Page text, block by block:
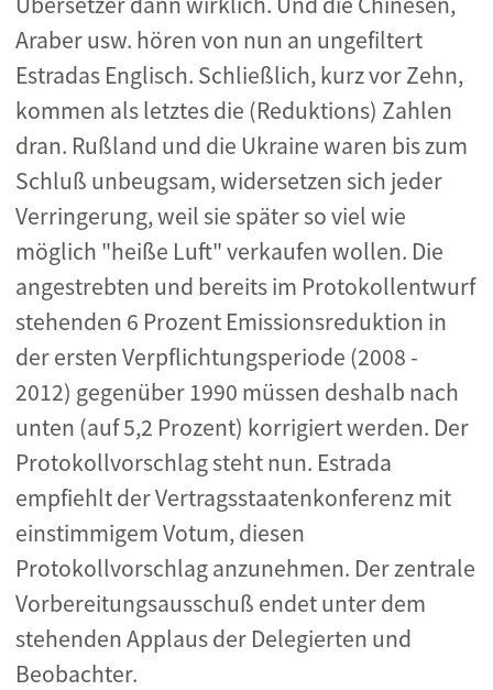
Araber usw. hören von nun an ungefiltert
Estradas Englisch. Schließlich, kurz vor Zehn,
kommen als letztes die (Reduktions) Zahlen
dran. Rußland und die Ukraine waren bis zum
Schluß unbeugsam, widersetzen sich jeder
Verringerung, weil sie später so viel wie
möglich "heiße Luft" verkaufen wollen. Die
angestrebten und bereits im Protokollentwurf
stehenden 6 Prozent Emissionsreduktion in
der ersten Verpflichtungsperiode (2008 -
2012) gegenüber 1990 müssen deshalb nach
unten (auf 5,2 Prozent) korrigiert werden. Der
Protokollvorschlag steht nun. Estrada
empfiehlt der Vertragsstaatenkonferenz mit
einstimmigem Votum, diesen
Protokollvorschlag anzunehmen. Der zentrale
Vorbereitungsausschuß endet unter dem
stehenden Applaus der Delegierten und
Beobachter.